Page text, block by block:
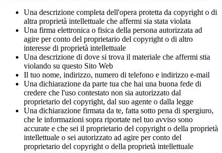
Una descrizione completa dell'opera protetta da copyright o di
altra proprietà intellettuale che affermi sia stata violata
Una firma elettronica o fisica della persona autorizzata ad
agire per conto del proprietario del copyright o di altro
interesse di proprietà intellettuale
Una descrizione di dove si trova il materiale che affermi stia
violando su questo Sito Web
Il tuo nome, indirizzo, numero di telefono e indirizzo e-mail
Una dichiarazione da parte tua che hai una buona fede di
credere che l'uso contestato non sia autorizzato dal
proprietario del copyright, dal suo agente o dalla legge
Una dichiarazione firmata da te, fatta sotto pena di spergiuro,
che le informazioni sopra riportate nel tuo avviso sono
accurate e che sei il proprietario del copyright o della proprietà
intellettuale o sei autorizzato ad agire per conto del
proprietario del copyright o della proprietà intellettuale